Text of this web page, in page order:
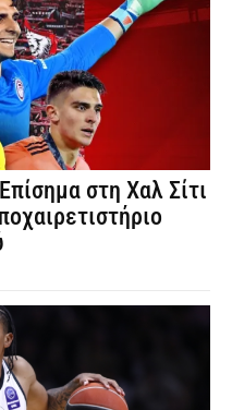
στη Χαλ Σίτι